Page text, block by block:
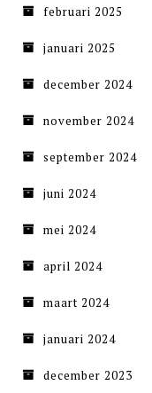
februari 2025
januari 2025
december 2024
november 2024
september 2024
juni 2024
mei 2024
april 2024
maart 2024
januari 2024
december 2023